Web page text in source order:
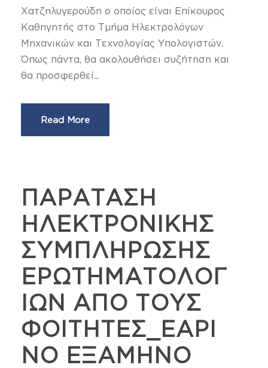
Χατζηλυγερούδη ο οποίος είναι Επίκουρος
Καθηγητής στο Τμήμα Ηλεκτρολόγων
Μηχανικών και Τεχνολογίας Υπολογιστών.
Όπως πάντα, θα ακολουθήσει συζήτηση και
θα προσφερθεί...
Read More
ΠΑΡΑΤΑΣΗ
ΗΛΕΚΤΡΟΝΙΚΗΣ
ΣΥΜΠΛΗΡΩΣΗΣ
ΕΡΩΤΗΜΑΤΟΛΟΓ
ΙΩΝ ΑΠΟ ΤΟΥΣ
ΦΟΙΤΗΤΕΣ_ΕΑΡΙ
ΝΟ ΕΞΑΜΗΝΟ